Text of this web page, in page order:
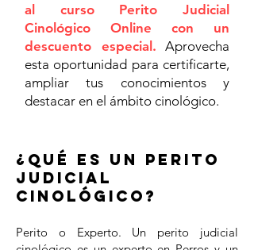
al curso Perito Judicial
Cinológico Online con un
descuento especial. Aprovecha
esta oportunidad para certificarte,
ampliar tus conocimientos y
destacar en el ámbito cinológico.
¿Qué es un perito
judicial
cinológico?
Perito o Experto. Un perito judicial